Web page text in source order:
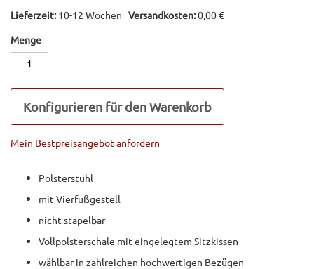
Lieferzeit:10-12 Wochen Versandkosten:0,00 €
Menge
Konfigurieren für den Warenkorb
Mein Bestpreisangebot anfordern
Polsterstuhl
mit Vierfußgestell
nicht stapelbar
Vollpolsterschale mit eingelegtem Sitzkissen
wählbar in zahlreichen hochwertigen Bezügen